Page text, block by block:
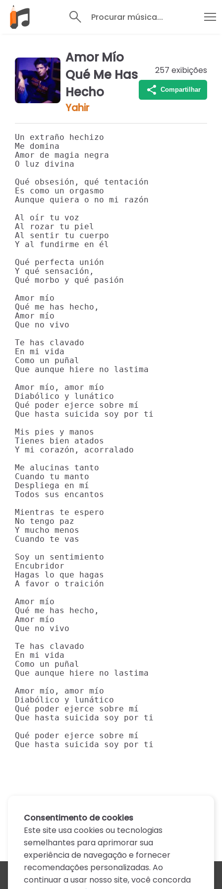
Procurar música...
Amor Mío
Qué Me Has
Hecho
Yahir
257 exibições
Compartilhar
Un extraño hechizo
Me domina
Amor de magia negra
O luz divina
Qué obsesión, qué tentación
Es como un orgasmo
Aunque quiera o no mi razón
Al oír tu voz
Al rozar tu piel
Al sentir tu cuerpo
Y al fundirme en él
Qué perfecta unión
Y qué sensación,
Qué morbo y qué pasión
Amor mío
Qué me has hecho,
Amor mío
Que no vivo
Te has clavado
En mi vida
Como un puñal
Que aunque hiere no lastima
Amor mío, amor mío
Diabólico y lunático
Qué poder ejerce sobre mí
Que hasta suicida soy por ti
Mis pies y manos
Tienes bien atados
Y mi corazón, acorralado
Me alucinas tanto
Cuando tu manto
Despliega en mí
Todos sus encantos
Mientras te espero
No tengo paz
Y mucho menos
Cuando te vas
Soy un sentimiento
Encubridor
Hagas lo que hagas
A favor o traición
Amor mío
Qué me has hecho,
Amor mío
Que no vivo
Te has clavado
En mi vida
Como un puñal
Que aunque hiere no lastima
Amor mío, amor mío
Diabólico y lunático
Qué poder ejerce sobre mí
Que hasta suicida soy por ti
Qué poder ejerce sobre mí
Que hasta suicida soy por ti
Todos os artistas
Consentimento de cookies
Este site usa cookies ou tecnologias
semelhantes para aprimorar sua
experiência de navegação e fornecer
recomendações personalizadas. Ao
continuar a usar nosso site, você concorda